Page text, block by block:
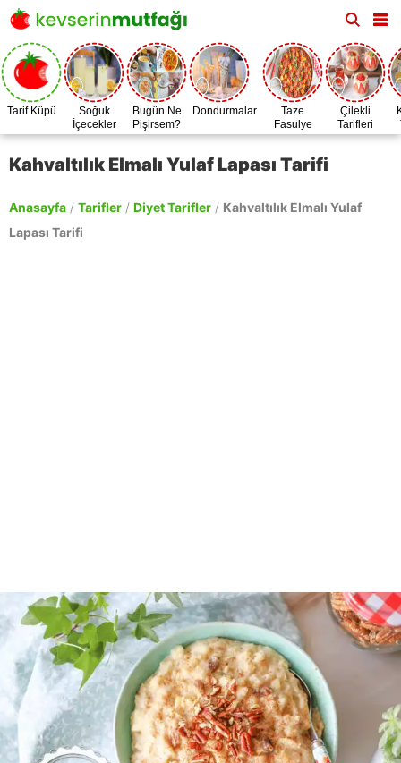
Tarif Küpü
Soğuk
İçecekler
Bugün Ne
Pişirsem?
Dondurmalar
Taze
Fasulye
Zamanı
Çilekli
Tarifleri
Kahvaltılık Elmalı Yulaf Lapası Tarifi
Anasayfa / Tarifler / Diyet Tarifler / Kahvaltılık Elmalı Yulaf
Lapası Tarifi